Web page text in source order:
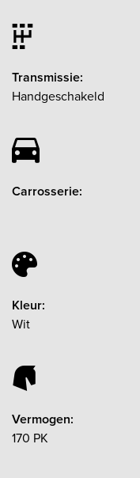
Transmissie:
Handgeschakeld
Carrosserie:
Kleur:
Wit
Vermogen:
170 PK